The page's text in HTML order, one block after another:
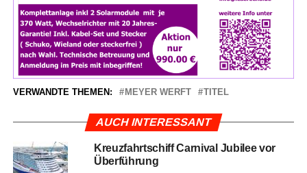
VERWANDTE THEMEN: MEYER WERFT TITEL
AUCH INTERESSANT
Kreuz­fahrt­schiff Car­ni­val Jubi­lee vor
Überführung